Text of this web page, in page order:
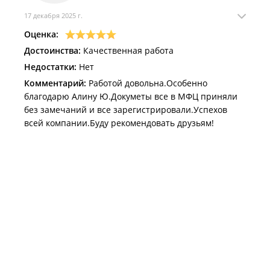
17 декабря 2025 г.
Оценка:
Достоинства: Качественная работа
Недостатки: Нет
Комментарий: Работой довольна.Особенно
благодарю Алину Ю.Докуметы все в МФЦ приняли
без замечаний и все зарегистрировали.Успехов
всей компании.Буду рекомендовать друзьям!